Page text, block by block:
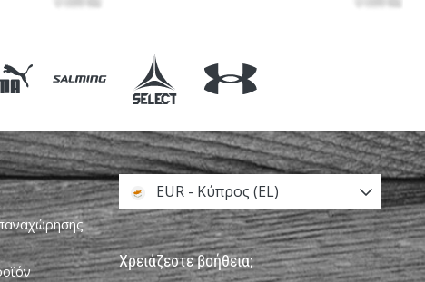
EUR - Κύπρος (EL)
Χρειάζεστε βοήθεια;